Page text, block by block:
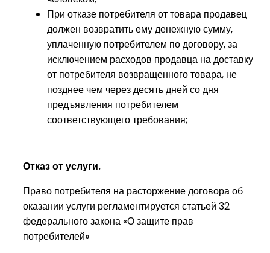
При отказе потребителя от товара продавец
должен возвратить ему денежную сумму,
уплаченную потребителем по договору, за
исключением расходов продавца на доставку
от потребителя возвращенного товара, не
позднее чем через десять дней со дня
предъявления потребителем
соответствующего требования;
Отказ от услуги.
Право потребителя на расторжение договора об
оказании услуги регламентируется статьей 32
федерального закона «О защите прав
потребителей»